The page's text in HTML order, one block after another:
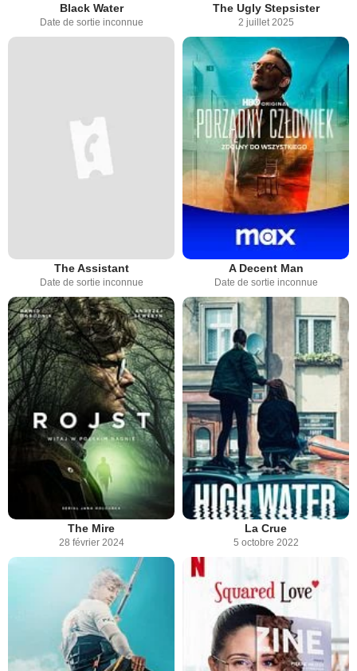
Black Water
Date de sortie inconnue
The Ugly Stepsister
2 juillet 2025
The Assistant
Date de sortie inconnue
A Decent Man
Date de sortie inconnue
The Mire
28 février 2024
La Crue
5 octobre 2022